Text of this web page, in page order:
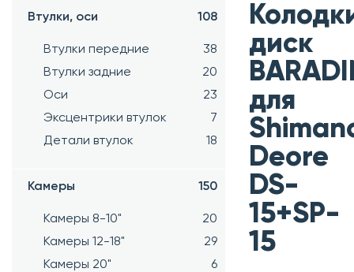
Втулки, оси 108
Втулки передние
38
Втулки задние
20
Оси
23
Эксцентрики втулок
7
Детали втулок
18
Камеры 150
Камеры 8-10"
20
Камеры 12-18"
29
Камеры 20"
6
диск
для
Deore
DS-
15+SP-
15